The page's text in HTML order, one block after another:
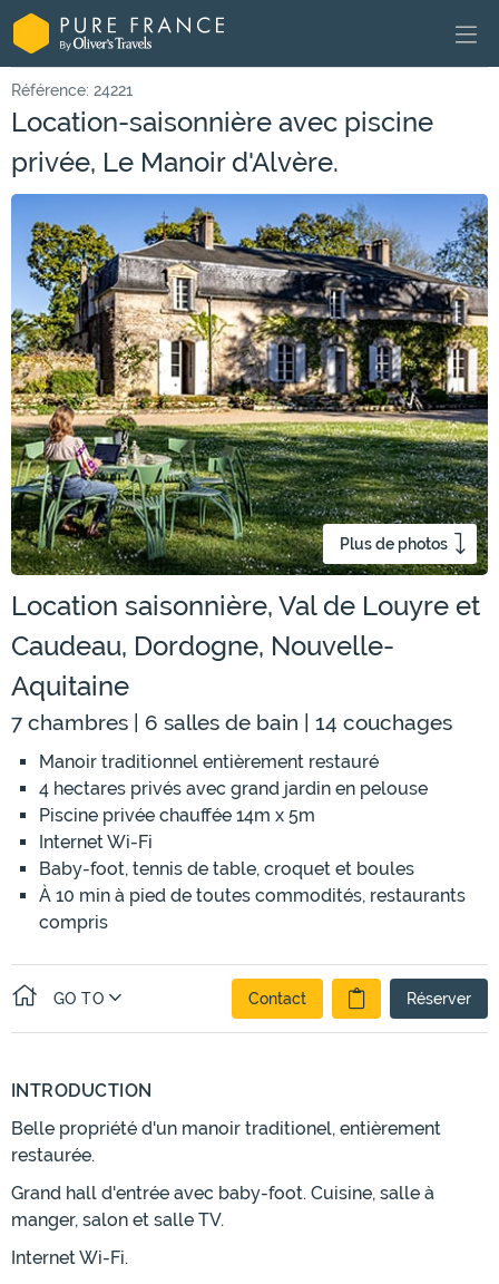
Référence: 24221
Location-saisonnière avec piscine
privée, Le Manoir d'Alvère.
Plus de photos
Location saisonnière, Val de Louyre et
Caudeau, Dordogne, Nouvelle-
Aquitaine
7 chambres | 6 salles de bain | 14 couchages
Manoir traditionnel entièrement restauré
4 hectares privés avec grand jardin en pelouse
Piscine privée chauffée 14m x 5m
Internet Wi-Fi
Baby-foot, tennis de table, croquet et boules
À 10 min à pied de toutes commodités, restaurants
compris
GO TO Contact Réserver
INTRODUCTION
Belle propriété d'un manoir traditionel, entièrement
restaurée.
Grand hall d'entrée avec baby-foot. Cuisine, salle à
manger, salon et salle TV.
Internet Wi-Fi.